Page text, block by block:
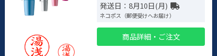
発送日：8月10日(月)
ネコポス（郵便受けへお届け）
商品詳細・ご注文